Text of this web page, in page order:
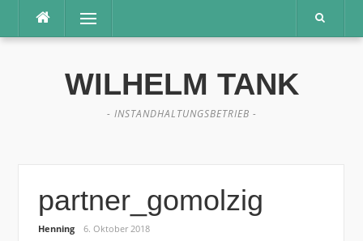
Inhalt
Menü
WILHELM TANK
- INSTANDHALTUNGSBETRIEB -
partner_gomolzig
Henning 6. Oktober 2018